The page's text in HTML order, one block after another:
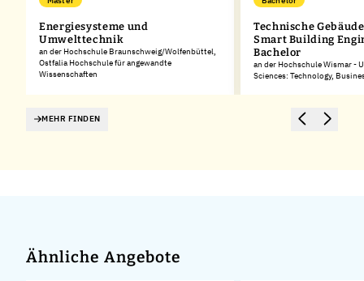
Energiesysteme und
Umwelttechnik
an der Hochschule Braunschweig/Wolfenbüttel,
Ostfalia Hochschule für angewandte
Wissenschaften
Technische
Smart Building
Bachelor
an der Hochschule Wismar -
Sciences: Technology,
MEHR FINDEN
Ähnliche Angebote